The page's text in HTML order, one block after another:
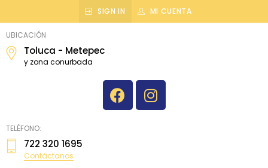
SIGN IN MI CUENTA
topografiatoluca
UBICACIÓN
Toluca - Metepec
y zona conurbada
TELÉFONO:
722 320 1695
Contáctanos